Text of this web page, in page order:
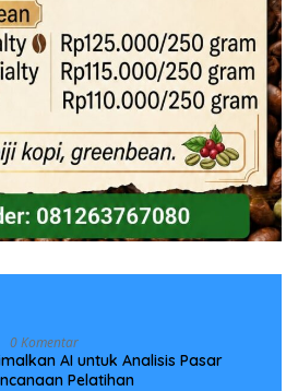
0 Komentar
AI untuk Analisis Pasar
Pelatihan